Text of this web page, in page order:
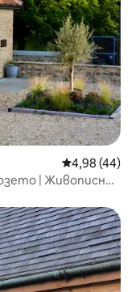
Средна
4,98 (44)
| Живописни